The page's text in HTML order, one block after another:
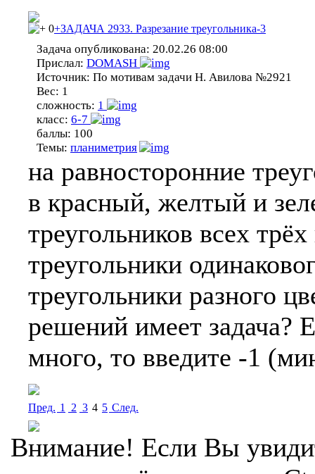
0+ЗАДАЧА 2933. Разрезание треугольника-3
Задача опубликована: 20.02.26 08:00
Прислал: DOMASH
Источник: По мотивам задачи Н. Авилова №2921
Вес: 1
сложность: 1
класс: 6-7
баллы: 100
Темы: планиметрия
на равносторонние
в красный, желтый и
треугольников всех
треугольники
треугольники разного
решений имеет задача?
много, то введите -1
Пред. 1 2 3 4 5 Cлед.
Внимание! Если Вы